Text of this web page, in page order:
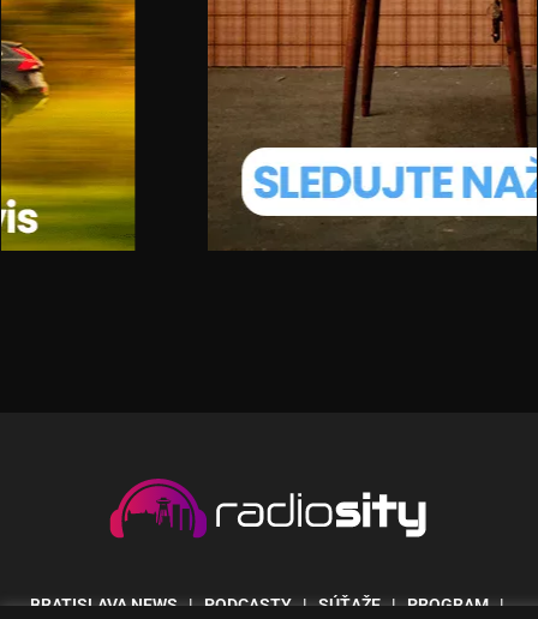
BRATISLAVA NEWS| PODCASTY | SÚŤAŽE | PROGRAM |